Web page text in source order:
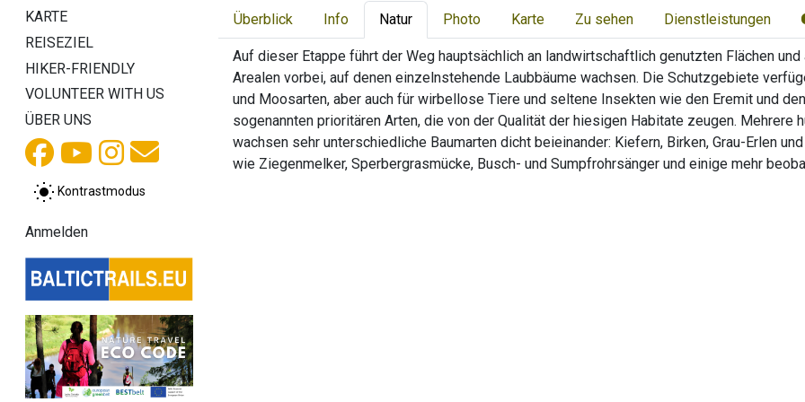
KARTE
REISEZIEL
HIKER-FRIENDLY
VOLUNTEER WITH US
ÜBER UNS
Kontrastmodus
Anmelden
Überblick Info Natur Photo Karte Zu sehen Dienstleistungen
Auf dieser Etappe führt der Weg hauptsächlich an landwirtschaftlich genutzten Flächen
Arealen vorbei, auf denen einzelnstehende Laubbäume wachsen. Die Schutzgebiete
und Moosarten, aber auch für wirbellose Tiere und seltene Insekten wie den Eremit und
sogenannten prioritären Arten, die von der Qualität der hiesigen Habitate zeugen. Mehrere
wachsen sehr unterschiedliche Baumarten dicht beieinander: Kiefern, Birken, Grau-Erlen
wie Ziegenmelker, Sperbergrasmücke, Busch- und Sumpfrohrsänger und einige mehr